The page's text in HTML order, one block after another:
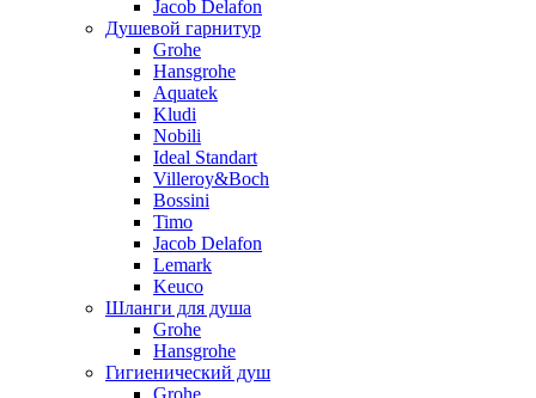
Jacob Delafon
Душевой гарнитур
Grohe
Hansgrohe
Aquatek
Kludi
Nobili
Ideal Standart
Villeroy&Boch
Bossini
Timo
Jacob Delafon
Lemark
Keuco
Шланги для душа
Grohe
Hansgrohe
Гигиенический душ
Grohe